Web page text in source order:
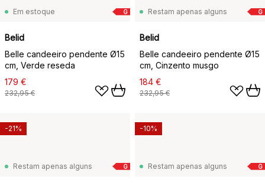
G
Em estoque
Belid
Belle candeeiro pendente Ø15
cm, Verde reseda
179 €
232,95 €
G
Restam apenas alguns
Belid
Belle candeeiro pendente Ø15
cm, Cinzento musgo
184 €
232,95 €
G
Restam apenas alguns
-21%
G
Restam apenas alguns
-10%